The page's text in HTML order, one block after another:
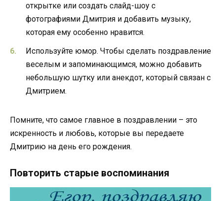
открытке или создать слайд-шоу с
фотографиями Дмитрия и добавить музыку,
которая ему особенно нравится.
Используйте юмор. Чтобы сделать поздравление
веселым и запоминающимся, можно добавить
небольшую шутку или анекдот, который связан с
Дмитрием.
Помните, что самое главное в поздравлении – это
искренность и любовь, которые вы передаете
Дмитрию на день его рождения.
Повторить старые воспоминания